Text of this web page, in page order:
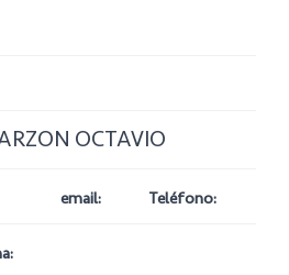
OCTAVIO
email: Teléfono: